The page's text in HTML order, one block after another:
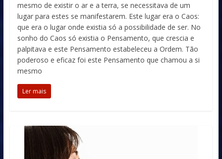
mesmo de existir o ar e a terra, se necessitava de um
lugar para estes se manifestarem. Este lugar era o Caos:
que era o lugar onde existia só a possibilidade de ser. No
sonho do Caos só existia o Pensamento, que crescia e
palpitava e este Pensamento estabeleceu a Ordem. Tão
poderoso e eficaz foi este Pensamento que chamou a si
mesmo
Ler mais